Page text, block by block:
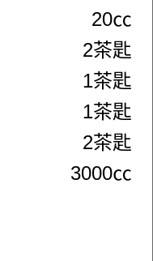
20㏄
2茶匙
1茶匙
1茶匙
2茶匙
3000㏄